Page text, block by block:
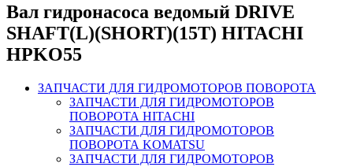
Вал гидронасоса ведомый DRIVE
SHAFT(L)(SHORT)(15T) HITACHI
HPKO55
ЗАПЧАСТИ ДЛЯ ГИДРОМОТОРОВ ПОВОРОТА
ЗАПЧАСТИ ДЛЯ ГИДРОМОТОРОВ
ПОВОРОТА HITACHI
ЗАПЧАСТИ ДЛЯ ГИДРОМОТОРОВ
ПОВОРОТА KOMATSU
ЗАПЧАСТИ ДЛЯ ГИДРОМОТОРОВ